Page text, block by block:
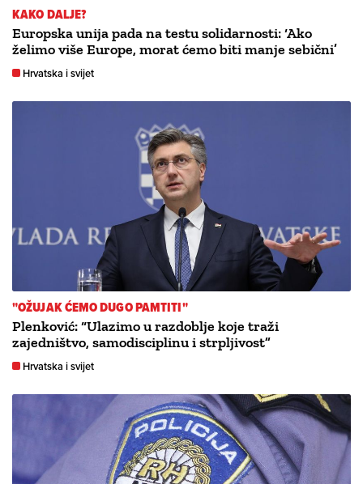
KAKO DALJE?
Europska unija pada na testu solidarnosti: ‘Ako
želimo više Europe, morat ćemo biti manje sebični’
Hrvatska i svijet
"OŽUJAK ĆEMO DUGO PAMTITI"
Plenković: “Ulazimo u razdoblje koje traži
zajedništvo, samodisciplinu i strpljivost”
Hrvatska i svijet